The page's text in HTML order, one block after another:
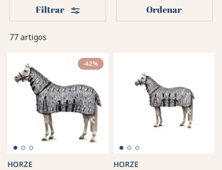
77 artigos
Filtrar Filters Ordenar
-42%
HORZE HORZE